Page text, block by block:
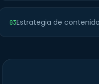
03Estrategia de